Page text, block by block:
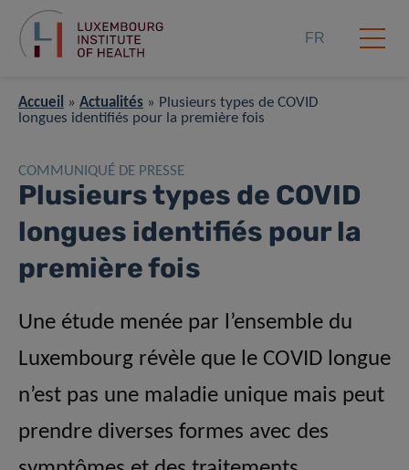
FR
Accueil » Actualités » Plusieurs types de COVID
longues identifiés pour la première fois
COMMUNIQUÉ DE PRESSE
Plusieurs types de COVID
longues identifiés pour la
première fois
Une étude menée par l’ensemble du
Luxembourg révèle que le COVID longue
n’est pas une maladie unique mais peut
prendre diverses formes avec des